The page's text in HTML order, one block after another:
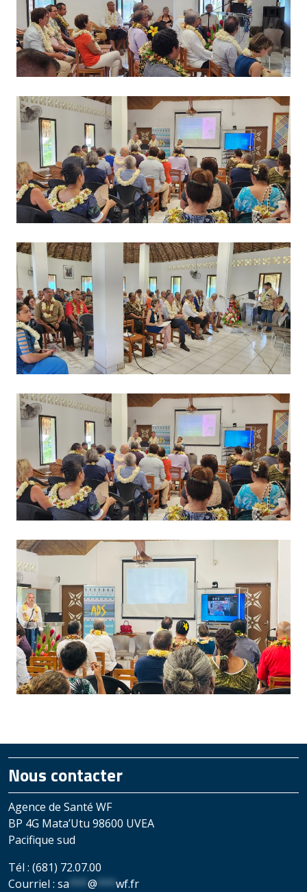
Nous contacter
Agence de Santé WF
BP 4G Mata’Utu 98600 UVEA
Pacifique sud
Tél : (681) 72.07.00
Courriel : sa***@***wf.fr